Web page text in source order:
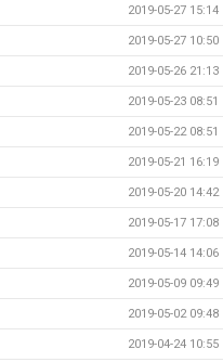
2019-05-27 15:14
2019-05-27 10:50
2019-05-26 21:13
2019-05-23 08:51
2019-05-22 08:51
2019-05-21 16:19
2019-05-20 14:42
2019-05-17 17:08
2019-05-14 14:06
2019-05-09 09:49
2019-05-02 09:48
2019-04-24 10:55